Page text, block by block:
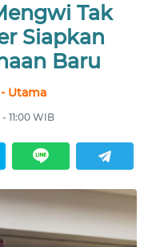
Tak
Siapkan
Baru
Utama
11:00 WIB